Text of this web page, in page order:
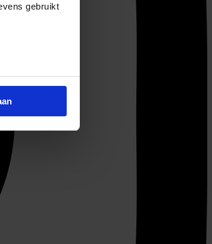
gebruikt
en om ons
social
aan ze heeft